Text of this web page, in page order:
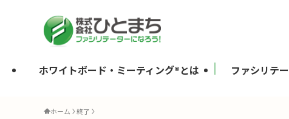
ホワイトボード・ミーティング®とは ファシリテ
ホーム 終了